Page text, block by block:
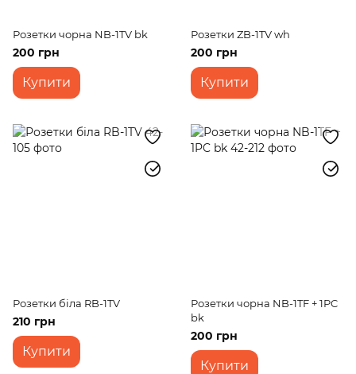
Розетки чорна NB-1TV bk
200 грн
Купити
Розетки ZB-1TV wh
200 грн
Купити
Розетки біла RB-1TV
210 грн
Купити
Розетки чорна NB-1TF + 1PC
bk
200 грн
Купити